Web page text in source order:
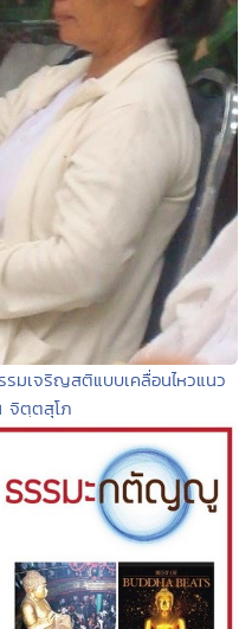
มเจริญสติแบบเคลื่อนไหวแนว
จิตฺตสุโภ